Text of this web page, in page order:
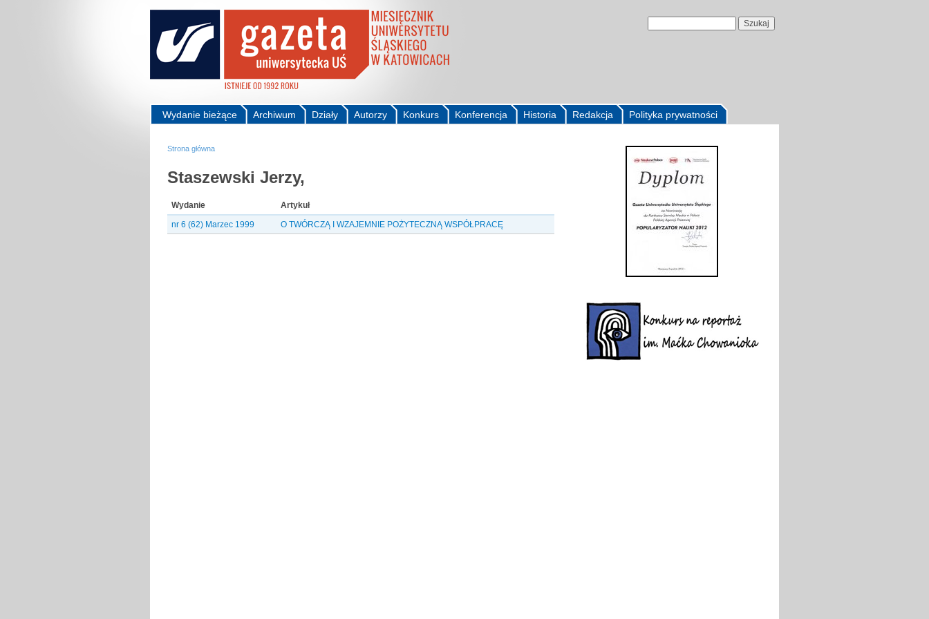
Polityka prywatności
Redakcja
Historia
Konferencja
Konkurs
Autorzy
Działy
Archiwum
Wydanie bieżące
Strona główna
Staszewski Jerzy,
Wydanie
Artykuł
nr 6 (62) Marzec 1999
O TWÓRCZĄ I WZAJEMNIE POŻYTECZNĄ WSPÓŁPRACĘ